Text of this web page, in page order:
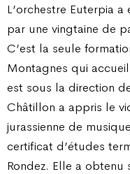
L’orchestre Euterpia
par une vingtaine de
C’est la seule
Montagnes qui
est sous la direction
Châtillon a appris le
jurassienne de
certificat d’études
Rondez. Elle a obtenu